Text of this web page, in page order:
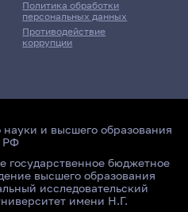
Политика обработки
персональных данных
Противодействие
коррупции
и высшего образования
РФ
государственное бюджетное
высшего образования
исследовательский
имени Н.Г.